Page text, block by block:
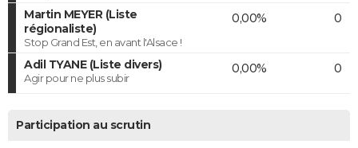
Martin MEYER (Liste
régionaliste)
Stop Grand Est, en avant l'Alsace !
0,00% 0
Adil TYANE (Liste divers)
Agir pour ne plus subir
0,00% 0
Participation au scrutin